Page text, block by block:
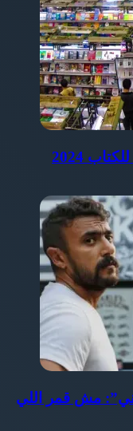
2024
مش قمر اللي